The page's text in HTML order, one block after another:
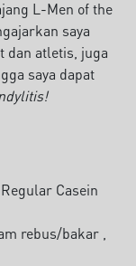
L-Men of the
saya
dan atletis, juga
saya dapat
Casein
rebus/bakar ,